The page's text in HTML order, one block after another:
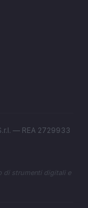
— REA 2729933
di strumenti digitali e